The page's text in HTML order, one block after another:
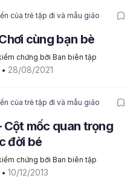
của trẻ tập đi và mẫu giáo
cùng bạn bè
chứng bởi Ban biên tập
• 28/08/2021
của trẻ tập đi và mẫu giáo
Cột mốc quan trọng
đời bé
chứng bởi Ban biên tập
• 10/12/2013